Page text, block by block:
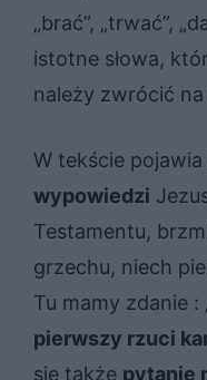
„brać”, „trwać”,
istotne słowa,
należy zwrócić
W tekście pojawia
wypowiedzi
Testamentu,
grzechu, niech
Tu mamy zdanie :
pierwszy rzuci
się także pytanie